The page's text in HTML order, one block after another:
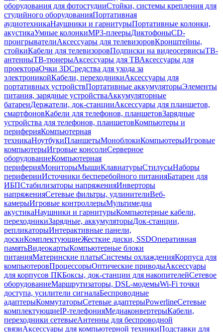
оборудования для фотостудииСтойки, системы крепления для
студийного оборудованияПортативная
аудиотехникаНаушники и гарнитурыПортативные колонки,
акустикаУмные колонкиMP3-плеерыДиктофоныCD-
проигрывателиАксессуары для телевизоровКронштейны,
стойкиКабели для телевизоровПодписки на видеосервисыТВ-
антенныТВ-тюнерыАксессуары для ТВАксессуары для
проектораОчки 3DСредства для ухода за
электроникойКабели, переходникиАксессуары для
портативных устройствПортативные аккумуляторыЭлементы
питания, зарядные устройстваАккумуляторные
батареиДержатели, док-станцииАксессуары для планшетов,
смартфоновКабели для телефонов, планшетовЗарядные
устройства для телефонов, планшетовКомпьютеры и
периферияКомпьютерная
техникаНоутбукиПланшетыМоноблокиКомпьютерыИгровые
компьютерыИгровые консолиСерверное
оборудованиеКомпьютерная
периферияМониторыМышиКлавиатурыСтилусыНаборы
периферииИсточники бесперебойного питанияБатареи для
ИБПСтабилизаторы напряженияИнверторы
напряженияСетевые фильтры, удлинителиВеб-
камерыИгровые контроллерыМультимедиа
акустикаНаушники и гарнитурыКомпьютерные кабели,
переходникиЗарядные, аккумуляторыДок-станции,
репликаторыИнтерактивные панели,
доскиКомплектующиеЖесткие диски, SSDОперативная
памятьВидеокартыКомпьютерные блоки
питанияМатеринские платыСистемы охлажденияКорпуса для
компьютеровПроцессорыОптические приводыАксессуары
для корпусов ПКБоксы, док-станции для накопителейСетевое
оборудованиеМаршрутизаторы, DSL-модемыWi-Fi точки
доступа, усилители сигналаБеспроводные
адаптерыКоммутаторыСетевые адаптерыPowerlineСетевые
комплектующиеIP-телефонияМедиаконвертерыКабели,
переходники сетевыеАнтенны для беспроводной
связиАксессуары для компьютерной техникиПодставки для